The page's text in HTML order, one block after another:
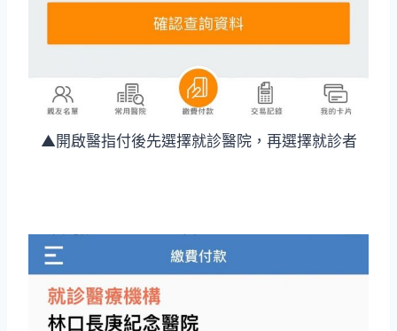
▲開啟醫指付後先選擇就診醫院，再選擇就診者